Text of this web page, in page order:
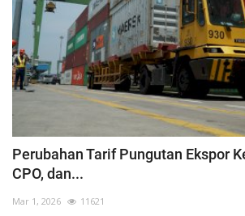
Perubahan Tarif Pungutan Ekspor
CPO, dan...
Mar 1, 2026 11621